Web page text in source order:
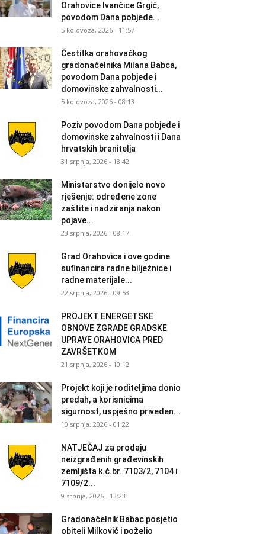
Orahovice Ivančice Grgić,
povodom Dana pobjede...
5 kolovoza, 2026 - 11:57
Čestitka orahovačkog
gradonačelnika Milana Babca,
povodom Dana pobjede i
domovinske zahvalnosti...
5 kolovoza, 2026 - 08:13
Poziv povodom Dana pobjede i
domovinske zahvalnosti i Dana
hrvatskih branitelja
31 srpnja, 2026 - 13:42
Ministarstvo donijelo novo
rješenje: određene zone
zaštite i nadziranja nakon
pojave...
23 srpnja, 2026 - 08:17
Grad Orahovica i ove godine
sufinancira radne bilježnice i
radne materijale...
22 srpnja, 2026 - 09:53
PROJEKT ENERGETSKE
OBNOVE ZGRADE GRADSKE
UPRAVE ORAHOVICA PRED
ZAVRŠETKOM
21 srpnja, 2026 - 10:12
Projekt koji je roditeljima donio
predah, a korisnicima
sigurnost, uspješno priveden...
10 srpnja, 2026 - 01:22
NATJEČAJ za prodaju
neizgrađenih građevinskih
zemljišta k.č.br. 7103/2, 7104 i
7109/2...
9 srpnja, 2026 - 13:23
Gradonačelnik Babac posjetio
obitelj Milković i poželio